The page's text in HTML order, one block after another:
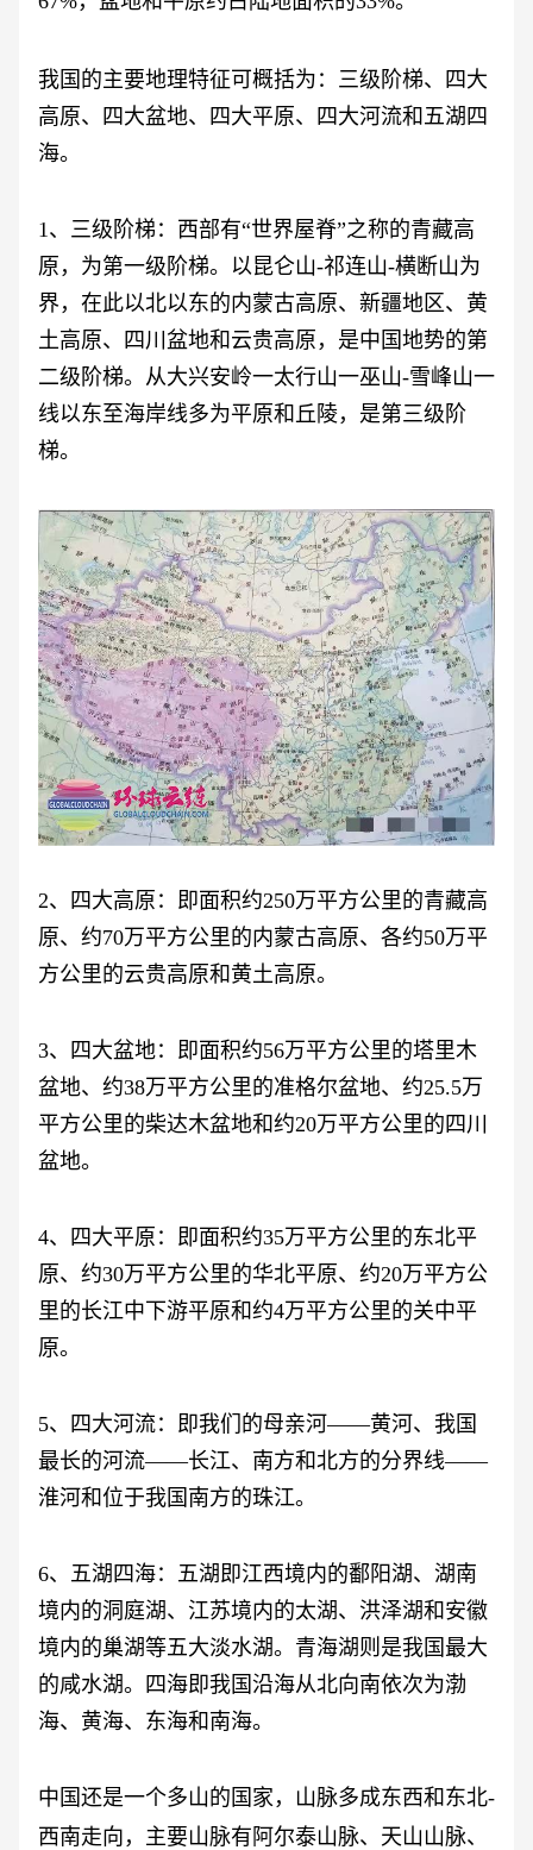
我国的主要地理特征可概括为：三级阶梯、四大
高原、四大盆地、四大平原、四大河流和五湖四
海。
1、三级阶梯：西部有“世界屋脊”之称的青藏高
原，为第一级阶梯。以昆仑山-祁连山-横断山为
界，在此以北以东的内蒙古高原、新疆地区、黄
土高原、四川盆地和云贵高原，是中国地势的第
二级阶梯。从大兴安岭一太行山一巫山-雪峰山一
线以东至海岸线多为平原和丘陵，是第三级阶
梯。
2、四大高原：即面积约250万平方公里的青藏高
原、约70万平方公里的内蒙古高原、各约50万平
方公里的云贵高原和黄土高原。
3、四大盆地：即面积约56万平方公里的塔里木
盆地、约38万平方公里的准格尔盆地、约25.5万
平方公里的柴达木盆地和约20万平方公里的四川
盆地。
4、四大平原：即面积约35万平方公里的东北平
原、约30万平方公里的华北平原、约20万平方公
里的长江中下游平原和约4万平方公里的关中平
原。
5、四大河流：即我们的母亲河——黄河、我国
最长的河流——长江、南方和北方的分界线——
淮河和位于我国南方的珠江。
6、五湖四海：五湖即江西境内的鄱阳湖、湖南
境内的洞庭湖、江苏境内的太湖、洪泽湖和安徽
境内的巢湖等五大淡水湖。青海湖则是我国最大
的咸水湖。四海即我国沿海从北向南依次为渤
海、黄海、东海和南海。
中国还是一个多山的国家，山脉多成东西和东北-
西南走向，主要山脉有阿尔泰山脉、天山山脉、